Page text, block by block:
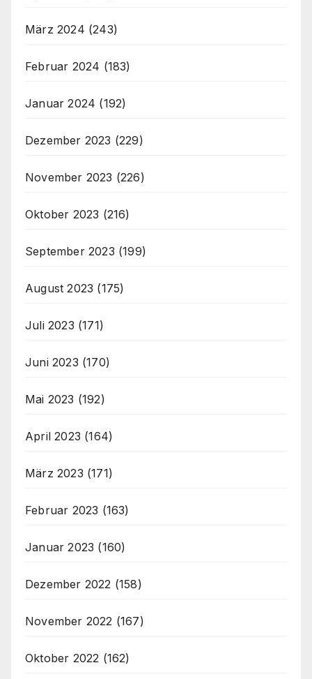
März 2024 (243)
Februar 2024 (183)
Januar 2024 (192)
Dezember 2023 (229)
November 2023 (226)
Oktober 2023 (216)
September 2023 (199)
August 2023 (175)
Juli 2023 (171)
Juni 2023 (170)
Mai 2023 (192)
April 2023 (164)
März 2023 (171)
Februar 2023 (163)
Januar 2023 (160)
Dezember 2022 (158)
November 2022 (167)
Oktober 2022 (162)